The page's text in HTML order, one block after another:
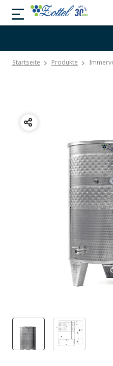
Startseite Produkte